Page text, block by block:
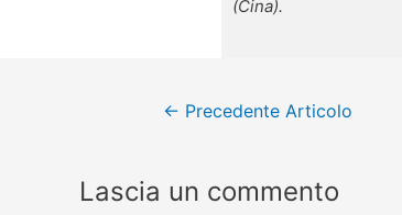
(Cina).
← Precedente Articolo
Lascia un commento